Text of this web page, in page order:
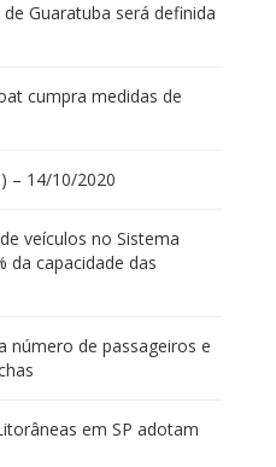
Guaratuba será definida
cumpra medidas de
– 14/10/2020
veículos no Sistema
da capacidade das
número de passageiros e
em SP adotam